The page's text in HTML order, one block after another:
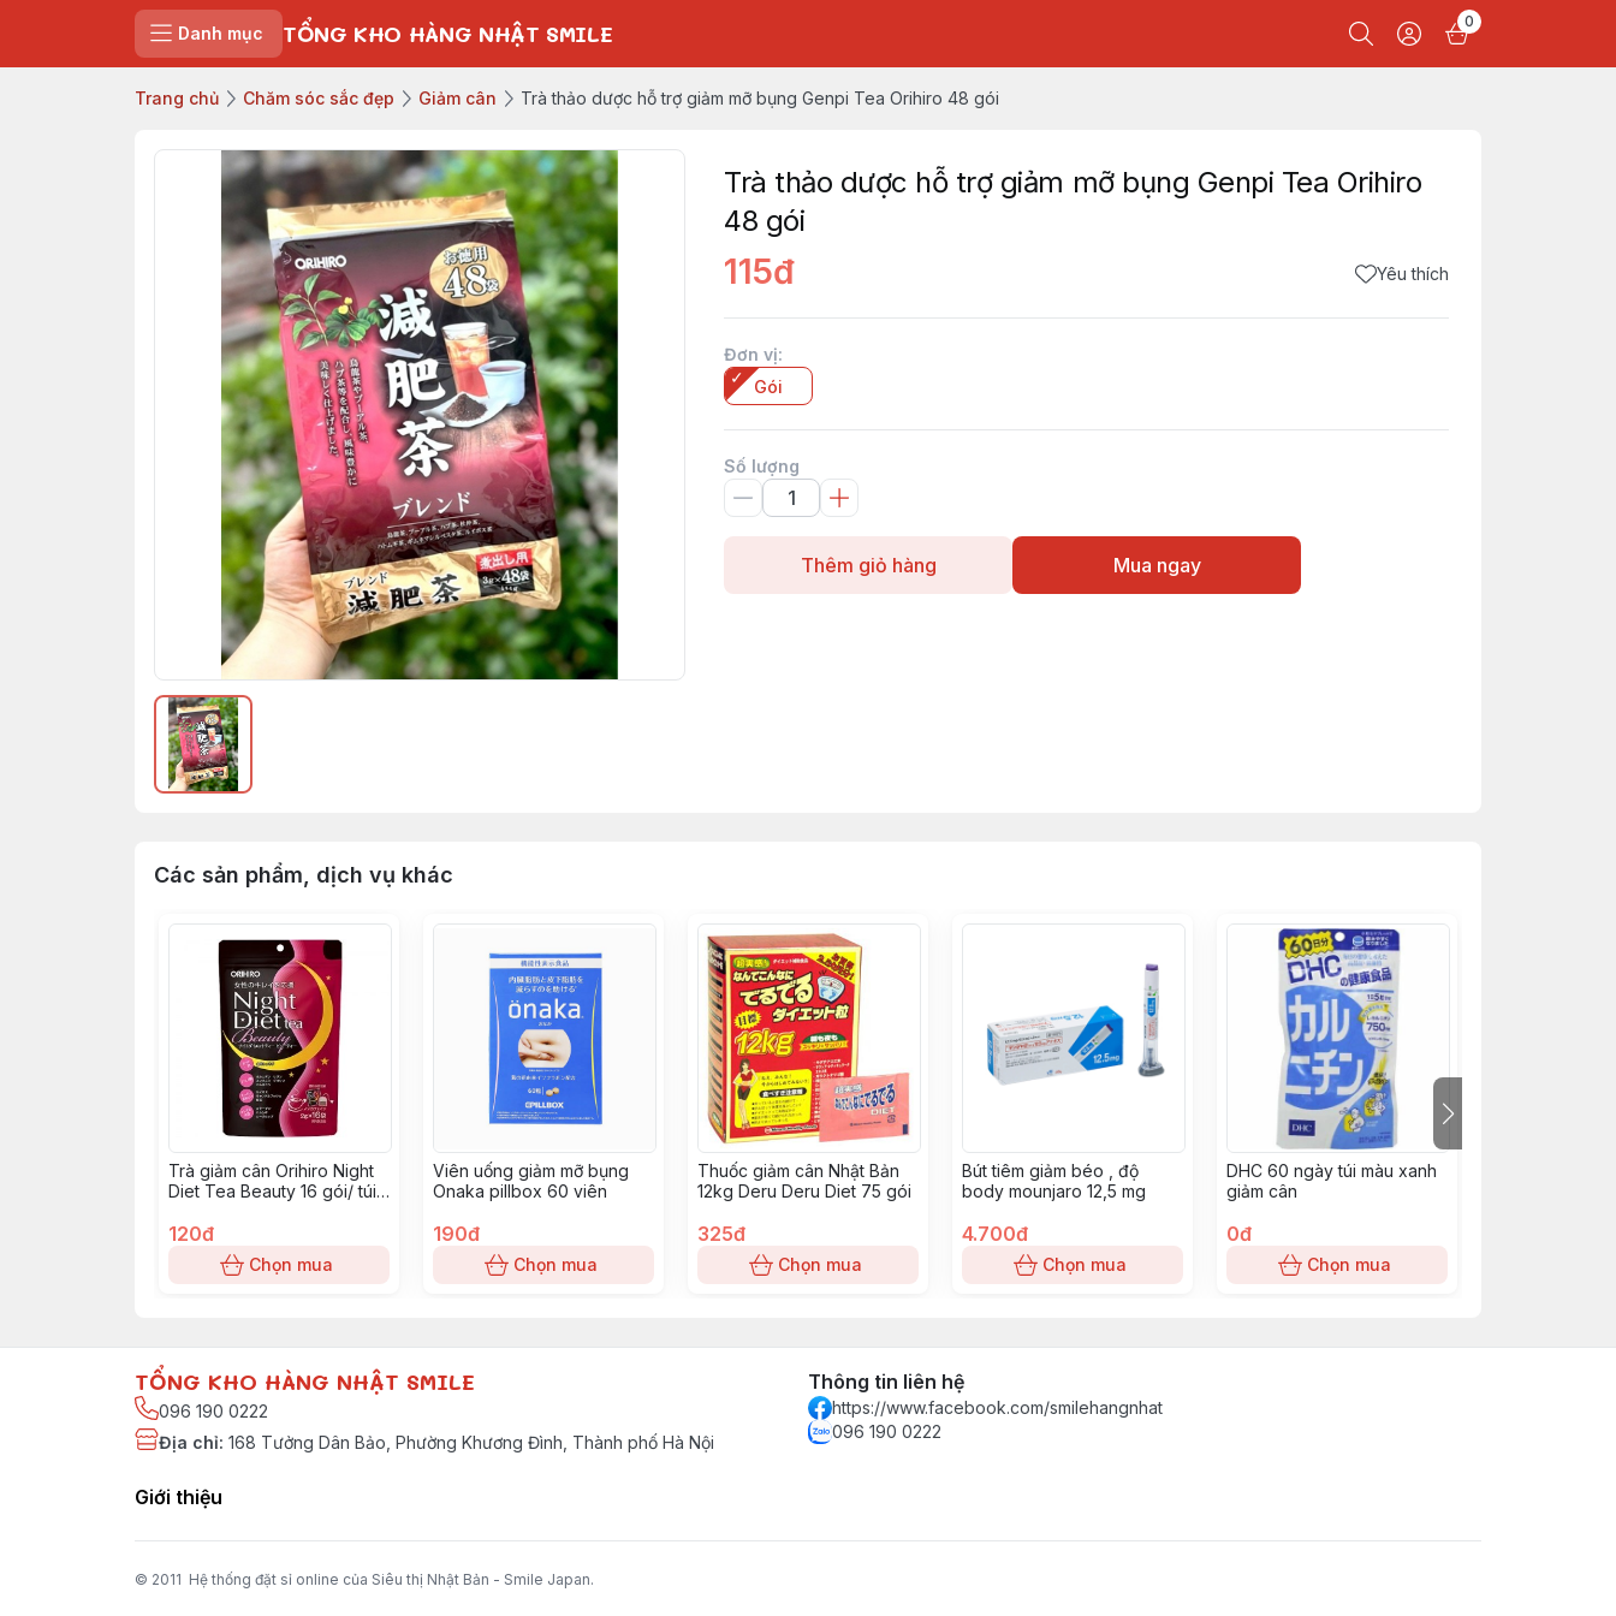
Danh mục TỔNG KHO HÀNG NHẬT SMILE 0
Trang chủ Chăm sóc sắc đẹp Giảm cân Trà thảo dược hỗ trợ giảm mỡ bụng Genpi Tea Orihiro 48 gói
Trà thảo dược hỗ trợ giảm mỡ bụng Genpi Tea Orihiro
48 gói
115đ Yêu thích
Đơn vị:
Gói
Số lượng
Thêm giỏ hàng Mua ngay
Các sản phẩm, dịch vụ khác
Trà giảm cân Orihiro Night
Diet Tea Beauty 16 gói/ túi
120đ
Chọn mua
Viên uống giảm mỡ bụng
Onaka pillbox 60 viên
190đ
Chọn mua
Thuốc giảm cân Nhật Bản
12kg Deru Deru Diet 75 gói
325đ
Chọn mua
Bút tiêm giảm béo , độ
body mounjaro 12,5 mg
4.700đ
Chọn mua
DHC 60 ngày túi màu xanh
giảm cân
0đ
Chọn mua
TỔNG KHO HÀNG NHẬT SMILE
096 190 0222
Địa chỉ: 168 Tưởng Dân Bảo, Phường Khương Đình, Thành phố Hà Nội
Thông tin liên hệ
https://www.facebook.com/smilehangnhat
096 190 0222
Giới thiệu
© 2011 Hệ thống đặt sỉ online của Siêu thị Nhật Bản - Smile Japan.